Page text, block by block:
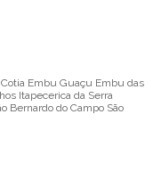
Cotia Embu Guaçu Embu das
Itapecerica da Serra
Bernardo do Campo São